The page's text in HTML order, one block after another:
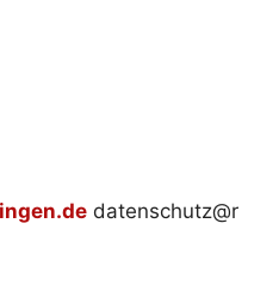
datenschutz@r